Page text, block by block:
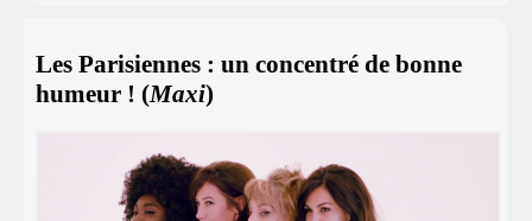
Les Parisiennes : un concentré de bonne
humeur ! (Maxi)